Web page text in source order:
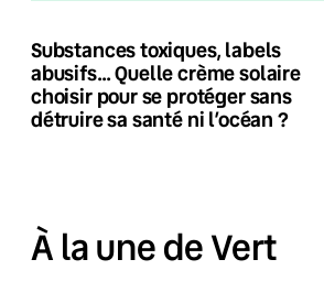
Substances toxiques, labels
abusifs… Quelle crème solaire
choisir pour se protéger sans
détruire sa santé ni l’océan ?
À la une de Vert